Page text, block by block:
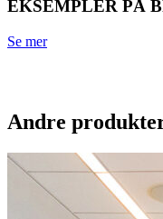
EKSEMPLER PÅ
Se mer
Andre